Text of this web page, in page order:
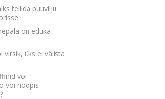
tellida puuvilju
on eduka
virsik, üks ei välista
või
või hoopis